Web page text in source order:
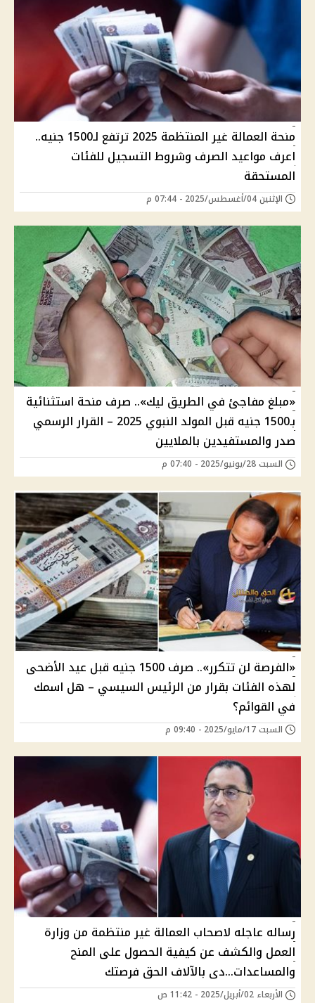
منحة العمالة غير المنتظمة 2025 ترتفع لـ1500 جنيه..
اعرف مواعيد الصرف وشروط التسجيل للفئات
المستحقة
الإثنين 04/أغسطس/2025 - 07:44 م
«مبلغ مفاجئ في الطريق ليك».. صرف منحة استثنائية
بـ1500 جنيه قبل المولد النبوي 2025 – القرار الرسمي
صدر والمستفيدين بالملايين
السبت 28/يونيو/2025 - 07:40 م
«الفرصة لن تتكرر».. صرف 1500 جنيه قبل عيد الأضحى
لهذه الفئات بقرار من الرئيس السيسي – هل اسمك
في القوائم؟
السبت 17/مايو/2025 - 09:40 م
رساله عاجله لاصحاب العمالة غير منتظمة من وزارة
العمل والكشف عن كيفية الحصول على المنح
والمساعدات...دى بالآلاف الحق فرصتك
الأربعاء 02/أبريل/2025 - 11:42 ص